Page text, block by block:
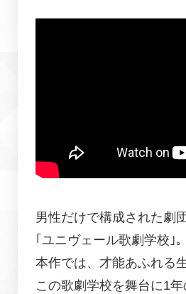
男性だけで構成された劇
｢ユニヴェール歌劇学校｣。
本作では、才能あふれる
この歌劇学校を舞台に1年